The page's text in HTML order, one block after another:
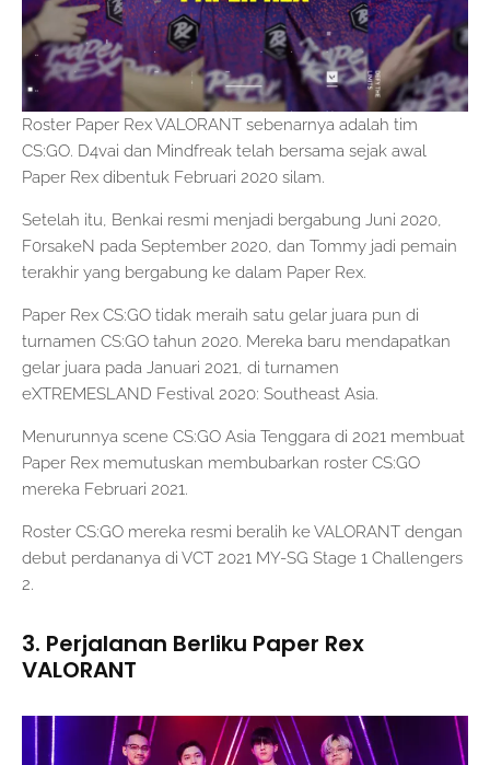
Roster Paper Rex VALORANT sebenarnya adalah tim
CS:GO. D4vai dan Mindfreak telah bersama sejak awal
Paper Rex dibentuk Februari 2020 silam.
Setelah itu, Benkai resmi menjadi bergabung Juni 2020,
F0rsakeN pada September 2020, dan Tommy jadi pemain
terakhir yang bergabung ke dalam Paper Rex.
Paper Rex CS:GO tidak meraih satu gelar juara pun di
turnamen CS:GO tahun 2020. Mereka baru mendapatkan
gelar juara pada Januari 2021, di turnamen
eXTREMESLAND Festival 2020: Southeast Asia.
Menurunnya scene CS:GO Asia Tenggara di 2021 membuat
Paper Rex memutuskan membubarkan roster CS:GO
mereka Februari 2021.
Roster CS:GO mereka resmi beralih ke VALORANT dengan
debut perdananya di VCT 2021 MY-SG Stage 1 Challengers
2.
3. Perjalanan Berliku Paper Rex
VALORANT